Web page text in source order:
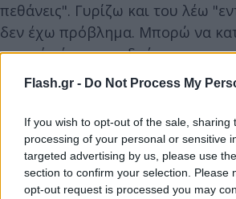
Flash.gr - Do Not Process My
If you wish to opt-out of the sale, sharing
processing of your personal or sensitive
targeted advertising by us, please use
section to confirm your selection. Please
opt-out request is processed you may
πεθάνεις". Γυρίζω και του λέω
δεν έχω πρόβλημα. Μπορώ να
στιγμή κάτω στον δρόμο να με
αυτοκίνητο και να πεθάνω"».